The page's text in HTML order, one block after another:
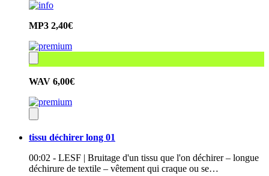
MP3 2,40€
WAV 6,00€
tissu déchirer long 01
00:02 - LESF | Bruitage d'un tissu que l'on déchirer – longue
déchirure de textile – vêtement qui craque ou se…